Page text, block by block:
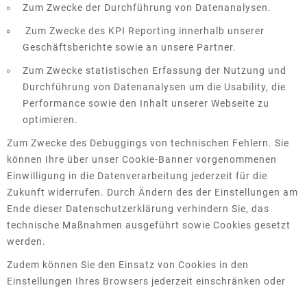
Zum Zwecke der Durchführung von Datenanalysen.
Zum Zwecke des KPI Reporting innerhalb unserer
Geschäftsberichte sowie an unsere Partner.
Zum Zwecke statistischen Erfassung der Nutzung und
Durchführung von Datenanalysen um die Usability, die
Performance sowie den Inhalt unserer Webseite zu
optimieren.
Zum Zwecke des Debuggings von technischen Fehlern. Sie
können Ihre über unser Cookie-Banner vorgenommenen
Einwilligung in die Datenverarbeitung jederzeit für die
Zukunft widerrufen. Durch Ändern des der Einstellungen am
Ende dieser Datenschutzerklärung verhindern Sie, das
technische Maßnahmen ausgeführt sowie Cookies gesetzt
werden.
Zudem können Sie den Einsatz von Cookies in den
Einstellungen Ihres Browsers jederzeit einschränken oder